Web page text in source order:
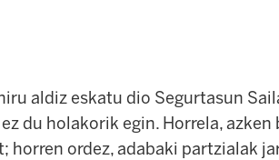
aldiz eskatu dio Segurtasun
du holakorik egin. Horrela,
horren ordez, adabaki partzialak